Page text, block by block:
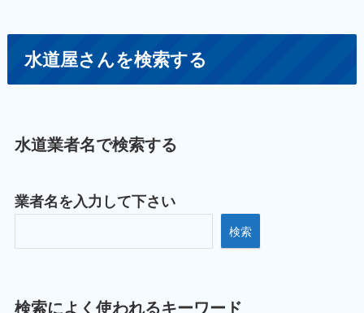
水道屋さんを検索する
水道業者名で検索する
業者名を入力して下さい
検索
検索によく使われるキーワード